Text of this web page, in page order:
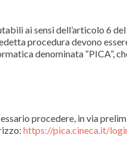
ai sensi dell’articolo 6
procedura devono
denominata “PICA”,
procedere, in via
https://pica.cineca.it/